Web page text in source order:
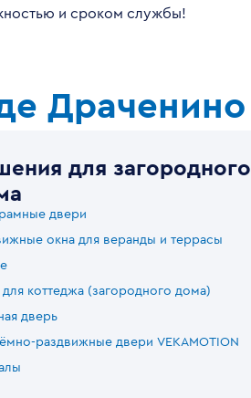
и сроком службы!
Драченино
для загородного
двери
окна для веранды и террасы
коттеджа (загородного дома)
дверь
раздвижные двери VEKAMOTION